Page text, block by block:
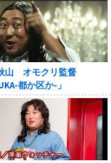
山 オモクリ監督
都か区か-」